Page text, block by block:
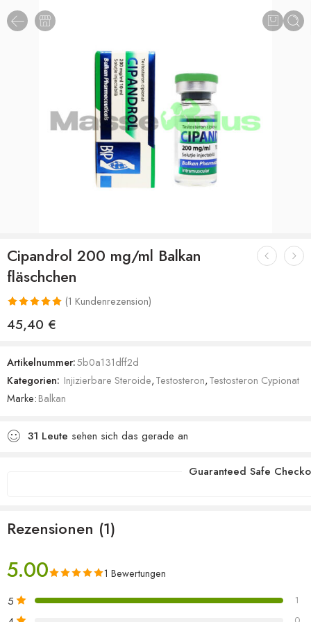
Cipandrol 200 mg/ml Balkan
fläschchen
Bewertet mit
5.00
auf
1
Kundenbewertung
(1 Kundenrezension)
45,40 €
Artikelnummer:5b0a131dff2d
Kategorien: Injizierbare Steroide,Testosteron,Testosteron Cypionat
Marke:Balkan
31 Leute sehen sich das gerade an
Guaranteed Safe
Rezensionen (1)
5.00 1 Bewertungen
5 1